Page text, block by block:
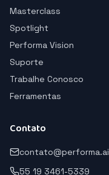
Masterclass
Spotlight
Performa Vision
Suporte
Trabalhe Conosco
Ferramentas
Contato
contato@performa.ai
55 19 3461-5339